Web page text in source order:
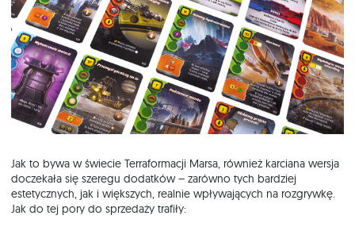
Jak to bywa w świecie Terraformacji Marsa, również karciana wersja
doczekała się szeregu dodatków – zarówno tych bardziej
estetycznych, jak i większych, realnie wpływających na rozgrywkę.
Jak do tej pory do sprzedaży trafiły: